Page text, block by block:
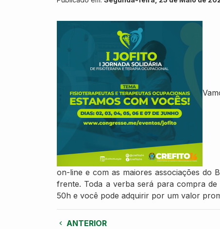
on-line e com as maiores associações do
frente. Toda a verba será para compra de
50h e você pode adquirir por um valor
ANTERIOR